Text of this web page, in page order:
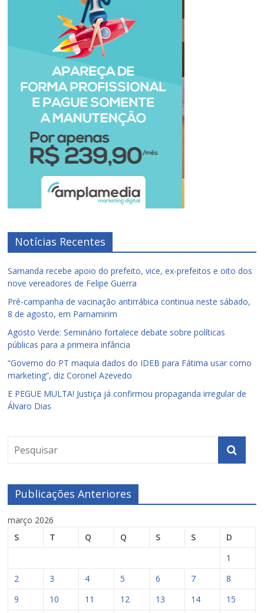
Notícias Recentes
Samanda recebe apoio do prefeito, vice, ex-prefeitos e oito dos
nove vereadores de Felipe Guerra
Pré-campanha de vacinação antirrábica continua neste sábado,
8 de agosto, em Parnamirim
Agosto Verde: Seminário fortalece debate sobre políticas
públicas para a primeira infância
“Governo do PT maquia dados do IDEB para Fátima usar como
marketing”, diz Coronel Azevedo
E PEGUE MULTA! Justiça já confirmou propaganda irregular de
Álvaro Dias
Publicações Anteriores
março 2026
S
T Q Q S S
D
1
2
3 4 5 6 7
8
9
10 11 12 13 14
15